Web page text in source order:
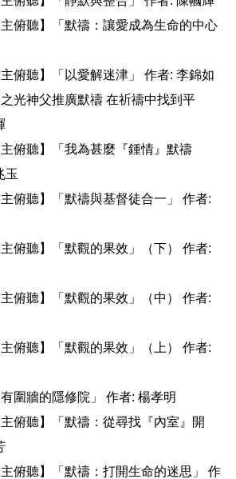
俯聽】「默禱：讓愛成為生命的中心
俯聽】「以愛解迷津」
作者: 李錦如
光神父推廣默禱 在祈禱中找到平
俯聽】「我為甚麼『鍾情』默禱
玉
俯聽】「默禱與基督徒合一」
作者:
俯聽】「默觀的果效」（下）
作者:
俯聽】「默觀的果效」（中）
作者:
俯聽】「默觀的果效」（上）
作者:
圍牆的隱修院」
作者: 楊孝明
俯聽】「默禱：從尋找『內室』開
俯聽】「默禱：打開生命的迷思」
作